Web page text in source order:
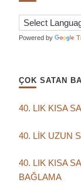
Powered by
ÇOK SATAN
40. LIK KISA
40. LİK UZUN
40. LIK KISA
BAĞLAMA